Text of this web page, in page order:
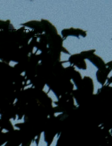
LIFESTYLE